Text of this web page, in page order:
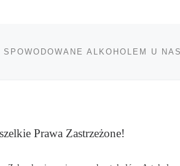
Prawa Zastrzeżone!